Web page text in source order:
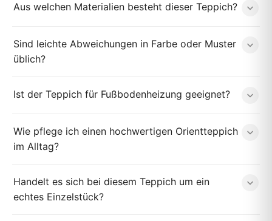
Aus welchen Materialien besteht dieser Teppich?
Sind leichte Abweichungen in Farbe oder Muster
üblich?
Ist der Teppich für Fußbodenheizung geeignet?
Wie pflege ich einen hochwertigen Orientteppich
im Alltag?
Handelt es sich bei diesem Teppich um ein
echtes Einzelstück?